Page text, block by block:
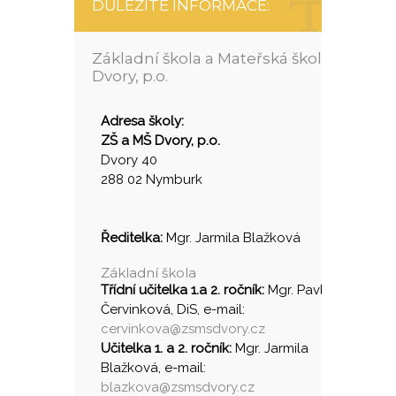
DŮLEŽITÉ INFORMACE:
Základní škola a Mateřská škola
Dvory, p.o.
Adresa školy:
ZŠ a MŠ Dvory, p.o.
Dvory 40
288 02 Nymburk
Ředitelka: Mgr. Jarmila Blažková
Základní škola
Třídní učitelka 1.a 2. ročník: Mgr. Pavlína
Červinková, DiS, e-mail:
cervinkova@zsmsdvory.cz
Učitelka 1. a 2. ročník: Mgr. Jarmila
Blažková, e-mail:
blazkova@zsmsdvory.cz